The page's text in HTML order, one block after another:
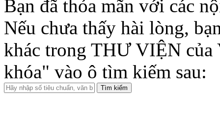
Bạn đã thỏa mãn với các
Nếu chưa thấy hài lòng,
khác trong THƯ VIỆN của
khóa" vào ô tìm kiếm sau: